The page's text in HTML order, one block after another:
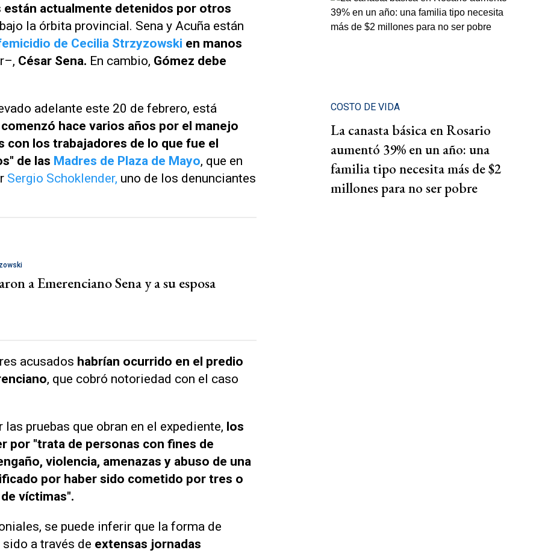
están actualmente detenidos por otros
la órbita provincial. Sena y Acuña están
de Cecilia Strzyzowski en manos
César Sena. En cambio, Gómez debe
adelante este 20 de febrero, está
hace varios años por el manejo
los trabajadores de lo que fue el
de las Madres de Plaza de Mayo, que en
Sergio Schoklender, uno de los denunciantes
a Emerenciano Sena y a su esposa
acusados habrían ocurrido en el predio
, que cobró notoriedad con el caso
pruebas que obran en el expediente, los
por "trata de personas con fines de
violencia, amenazas y abuso de una
por haber sido cometido por tres o
víctimas".
se puede inferir que la forma de
sido a través de extensas jornadas
COSTO DE VIDA
La canasta básica en Rosario
aumentó 39% en un año: una
familia tipo necesita más de $2
millones para no ser pobre